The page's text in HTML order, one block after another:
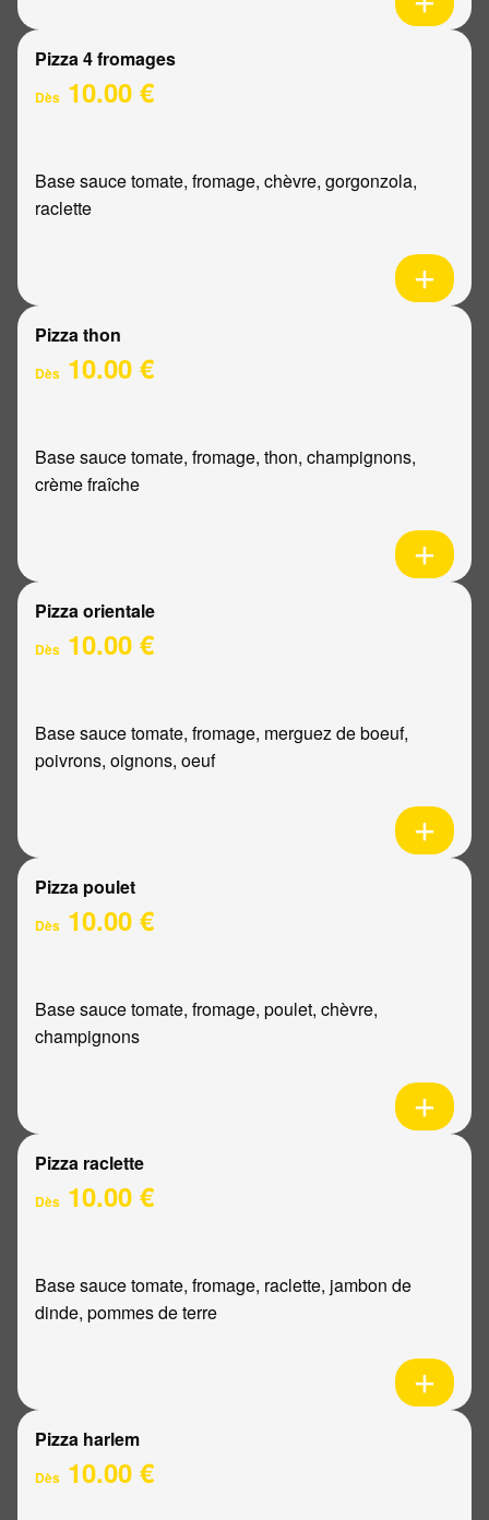
Pizza 4 fromages
Dès 10.00 €
Base sauce tomate, fromage, chèvre, gorgonzola,
raclette
Pizza thon
Dès 10.00 €
Base sauce tomate, fromage, thon, champignons,
crème fraîche
Pizza orientale
Dès 10.00 €
Base sauce tomate, fromage, merguez de boeuf,
poivrons, oignons, oeuf
Pizza poulet
Dès 10.00 €
Base sauce tomate, fromage, poulet, chèvre,
champignons
Pizza raclette
Dès 10.00 €
Base sauce tomate, fromage, raclette, jambon de
dinde, pommes de terre
Pizza harlem
Dès 10.00 €